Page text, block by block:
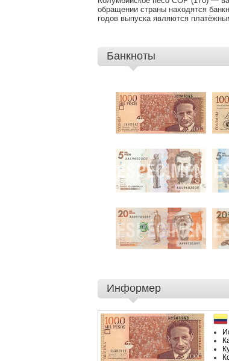
обращении страны находятся
годов выпуска являются
Банкноты
Информер